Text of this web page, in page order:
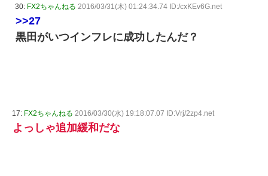
30: FX2ちゃんねる 2016/03/31(木) 01:24:34.74 ID:/cxKEv6G.net
>>27
黒田がいつインフレに成功したんだ？
17: FX2ちゃんねる 2016/03/30(水) 19:18:07.07 ID:Vrj/2zp4.net
よっしゃ追加緩和だな